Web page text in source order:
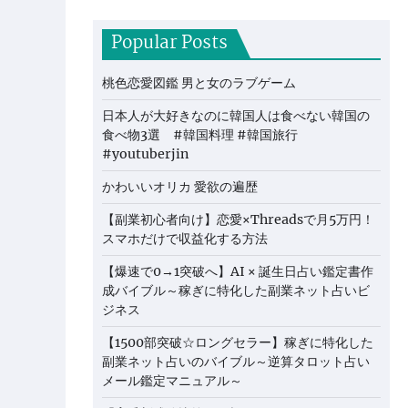
Popular Posts
桃色恋愛図鑑 男と女のラブゲーム
日本人が大好きなのに韓国人は食べない韓国の
食べ物3選 #韓国料理 #韓国旅行
#youtuberjin
かわいいオリカ 愛欲の遍歴
【副業初心者向け】恋愛×Threadsで月5万円！
スマホだけで収益化する方法
【爆速で0→1突破へ】AI × 誕生日占い鑑定書作
成バイブル～稼ぎに特化した副業ネット占いビ
ジネス
【1500部突破☆ロングセラー】稼ぎに特化した
副業ネット占いのバイブル～逆算タロット占い
メール鑑定マニュアル～